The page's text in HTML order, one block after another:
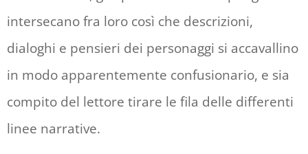
intersecano fra loro così che descrizioni,
dialoghi e pensieri dei personaggi si accavallino
in modo apparentemente confusionario, e sia
compito del lettore tirare le fila delle differenti
linee narrative.